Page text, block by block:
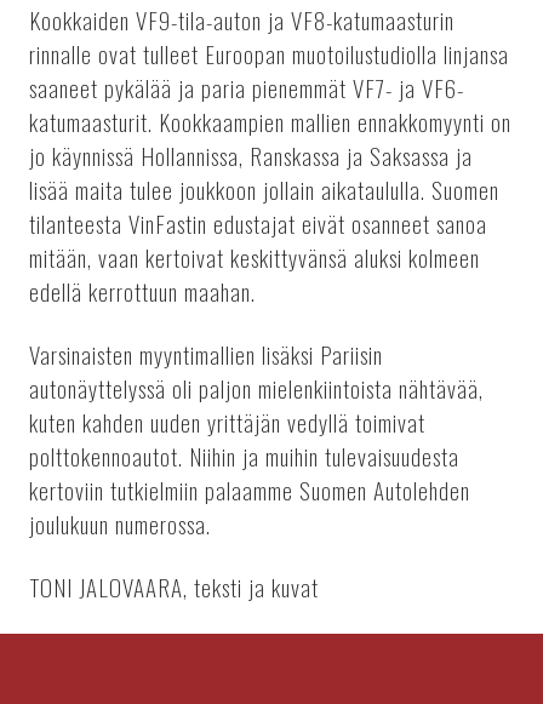
Kookkaiden VF9-tila-auton ja VF8-katumaasturin
rinnalle ovat tulleet Euroopan muotoilustudiolla linjansa
saaneet pykälää ja paria pienemmät VF7- ja VF6-
katumaasturit. Kookkaampien mallien ennakkomyynti on
jo käynnissä Hollannissa, Ranskassa ja Saksassa ja
lisää maita tulee joukkoon jollain aikataululla. Suomen
tilanteesta VinFastin edustajat eivät osanneet sanoa
mitään, vaan kertoivat keskittyvänsä aluksi kolmeen
edellä kerrottuun maahan.
Varsinaisten myyntimallien lisäksi Pariisin
autonäyttelyssä oli paljon mielenkiintoista nähtävää,
kuten kahden uuden yrittäjän vedyllä toimivat
polttokennoautot. Niihin ja muihin tulevaisuudesta
kertoviin tutkielmiin palaamme Suomen Autolehden
joulukuun numerossa.
TONI JALOVAARA, teksti ja kuvat